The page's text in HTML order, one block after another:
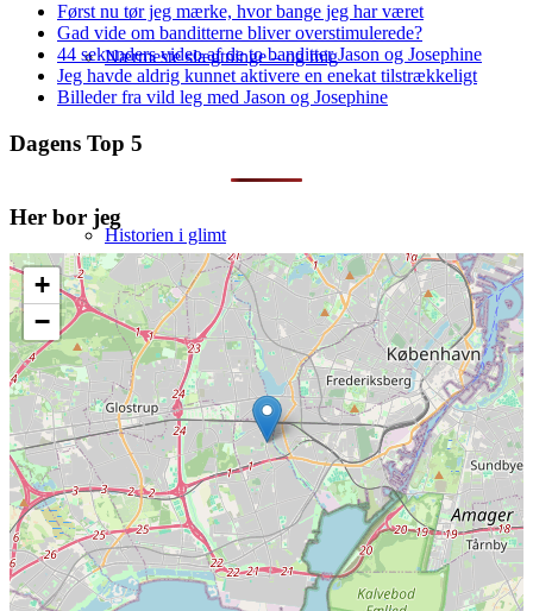
Nærmeste slægtninge – og mig
Historien i glimt
Dansk KirkegårdsIndex (DKI)
Mine 18.000 gravsten
Først nu tør jeg mærke, hvor bange jeg har været
Gad vide om banditterne bliver overstimulerede?
44 sekunders video af de to banditter Jason og Josephine
Jeg havde aldrig kunnet aktivere en enekat tilstrækkeligt
Billeder fra vild leg med Jason og Josephine
Dagens Top 5
Her bor jeg
+
−